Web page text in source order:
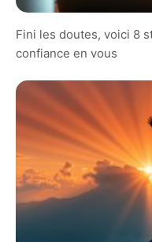
Fini les doutes, voici 8
confiance en vous